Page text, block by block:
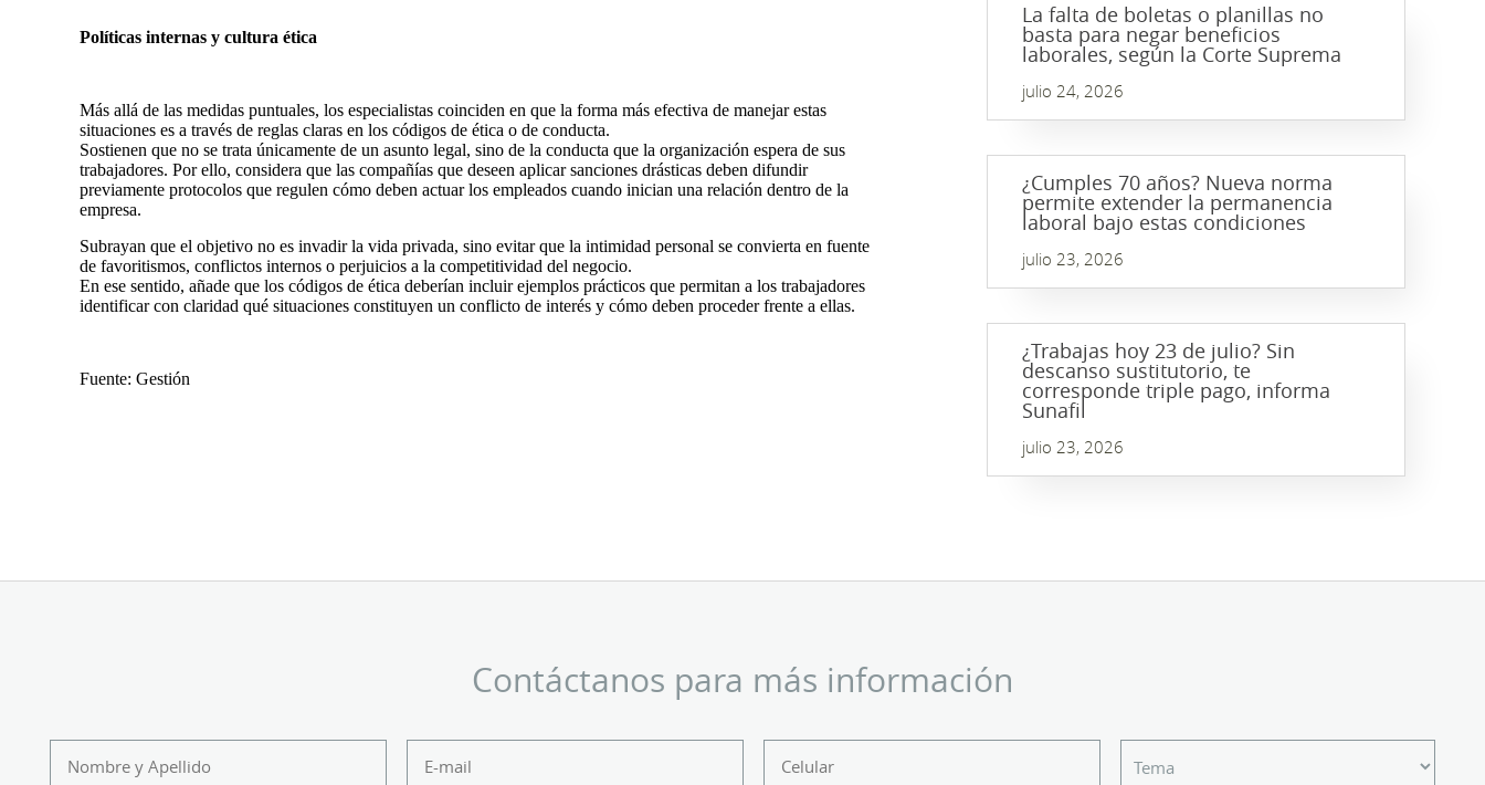
Políticas internas y cultura ética
Más allá de las medidas puntuales, los especialistas coinciden en que la forma más efectiva de manejar estas
situaciones es a través de reglas claras en los códigos de ética o de conducta.
Sostienen que no se trata únicamente de un asunto legal, sino de la conducta que la organización espera de sus
trabajadores. Por ello, considera que las compañías que deseen aplicar sanciones drásticas deben difundir
previamente protocolos que regulen cómo deben actuar los empleados cuando inician una relación dentro de la
empresa.
Subrayan que el objetivo no es invadir la vida privada, sino evitar que la intimidad personal se convierta en fuente
de favoritismos, conflictos internos o perjuicios a la competitividad del negocio.
En ese sentido, añade que los códigos de ética deberían incluir ejemplos prácticos que permitan a los trabajadores
identificar con claridad qué situaciones constituyen un conflicto de interés y cómo deben proceder frente a ellas.
Fuente: Gestión
La falta de boletas o planillas no
basta para negar beneficios
laborales, según la Corte Suprema
julio 24, 2026
¿Cumples 70 años? Nueva norma
permite extender la permanencia
laboral bajo estas condiciones
julio 23, 2026
¿Trabajas hoy 23 de julio? Sin
descanso sustitutorio, te
corresponde triple pago, informa
Sunafil
julio 23, 2026
Contáctanos para más información